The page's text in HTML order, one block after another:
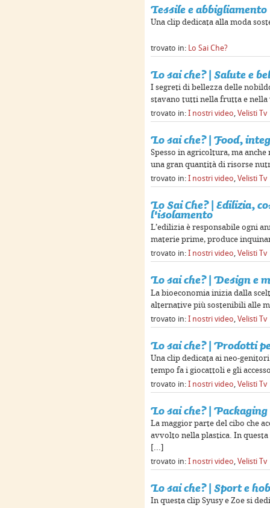
Tessile e abbigliamento
Una clip dedicata alla moda
trovato in: Lo Sai Che?
Lo sai che? | Salute e
I segreti di bellezza delle
stavano tutti nella frutta e nella
trovato in: I nostri video, Velisti Tv
Lo sai che? | Food,
Spesso in agricoltura, ma
una gran quantità di risorse
trovato in: I nostri video, Velisti Tv
Lo Sai Che? | Edilizia,
l'isolamento
L’edilizia è responsabile ogni
materie prime, produce
trovato in: I nostri video, Velisti Tv
Lo sai che? | Design e
La bioeconomia inizia dalla
alternative più sostenibili alle
trovato in: I nostri video Velisti Tv
Lo sai che? | Prodotti
Una clip dedicata ai neo-
tempo fa i giocattoli e gli
trovato in: I nostri video Velisti Tv
Lo sai che? |
La maggior parte del cibo che
avvolto nella plastica. In questa
[...]
trovato in: I nostri video Velisti Tv
Lo sai che? | Sport e
In questa clip Syusy e Zoe si